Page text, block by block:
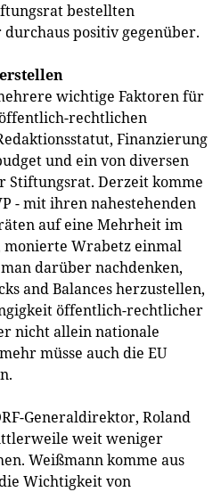
bestellten
positiv gegenüber.
wichtige Faktoren für
rechtlichen
Finanzierung
und ein von diversen
Stiftungsrat. Derzeit komme
- mit ihren nahestehenden
auf eine Mehrheit im
monierte Wrabetz einmal
darüber nachdenken,
and Balances herzustellen,
öffentlich-rechtlicher
nicht allein nationale
müsse auch die EU
Generaldirektor, Roland
weit weniger
Weißmann komme aus
Wichtigkeit von